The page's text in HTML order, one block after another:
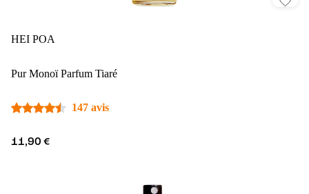
HEI POA
Pur Monoï Parfum Tiaré
147 avis
11,90 €